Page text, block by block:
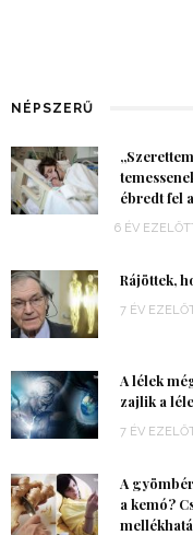
NÉPSZERŰ
ébredt fel
6 ÉV
Rájöttek,
7 ÉV
A lélek
zajlik a
7 ÉV
A
a kemó?